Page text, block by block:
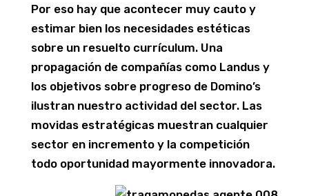
Por eso hay que acontecer muy cauto y
estimar bien los necesidades estéticas
sobre un resuelto currículum. Una
propagación de compañías como Landus y
los objetivos sobre progreso de Domino’s
ilustran nuestro actividad del sector. Las
movidas estratégicas muestran cualquier
sector en incremento y la competición
todo oportunidad mayormente innovadora.